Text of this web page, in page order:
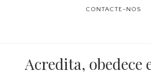
CONTACTE-NOS
Acredita, obedece